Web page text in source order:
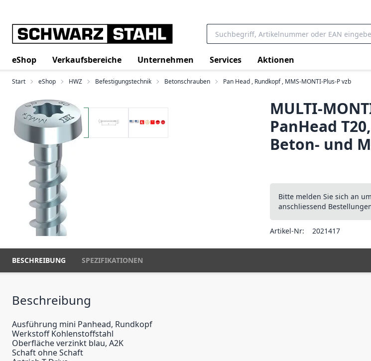
eShop Verkaufsbereiche Unternehmen Services Aktionen
Start eShop HWZ Befestigungstechnik Betonschrauben Pan Head , Rundkopf , MMS-MONTI-Plus-P vzb
MULTI-
PanHead
Beton- und
Bitte melden Sie sich an
anschliessend
Artikel-Nr: 2021417
BESCHREIBUNG SPEZIFIKATIONEN
Beschreibung
Ausführung mini Panhead, Rundkopf
Werkstoff Kohlenstoffstahl
Oberfläche verzinkt blau, A2K
Schaft ohne Schaft